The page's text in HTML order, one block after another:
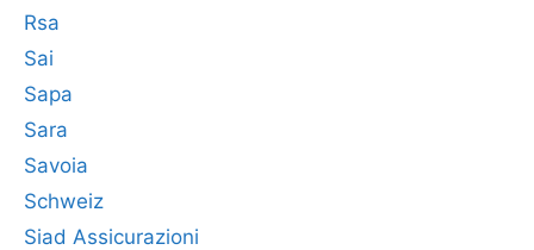
Rsa
Sai
Sapa
Sara
Savoia
Schweiz
Siad Assicurazioni